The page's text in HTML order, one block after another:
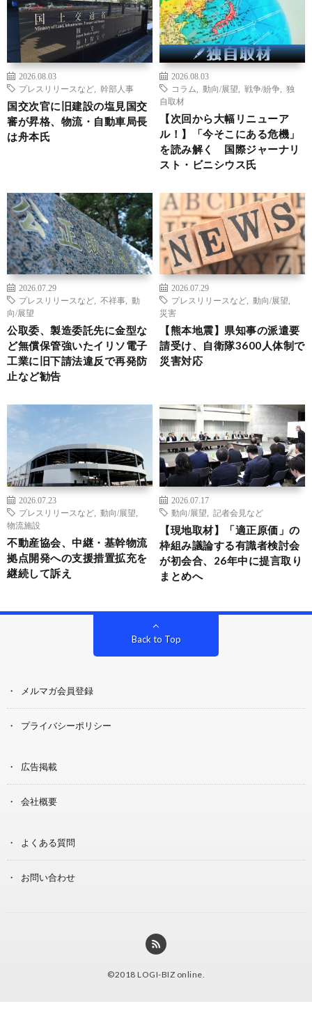
2026.08.03
プレスリリースなど
幹部人事
国交次官に旧建設の塩見国交
審が昇格、物流・自動車局長
は舟本氏
2026.08.03
コラム
動向/展望 戦争/紛争
独
自取材
【次回から大幅リニューア
ル！】「今そこにある危機」
を読み解く 国際ジャーナリ
スト・ビニシウス氏
2026.07.29
プレスリリースなど
不祥事
動
向/展望
公取委、製造委託先に金型な
ど無償保管強いたイリソ電子
工業に旧下請法違反で再発防
止など勧告
2026.07.29
プレスリリースなど
動向/展望
災害
【熊本地震】県知事の派遣要
請受け、自衛隊3600人体制で
災害対応
2026.07.23
プレスリリースなど
動向/展望
物流施設
不動産協会、中継・基幹物流
拠点開発への支援措置拡充を
継続して訴え
2026.07.17
動向/展望
記者会見など
【現地取材】「適正原価」の
枠組み議論する有識者検討会
が初会合、26年中に提言取り
まとめへ
Back to Top
メルマガ会員登録
プライバシーポリシー
広告掲載
会社概要
よくある質問
お問い合わせ
©2018 LOGI-BIZ online